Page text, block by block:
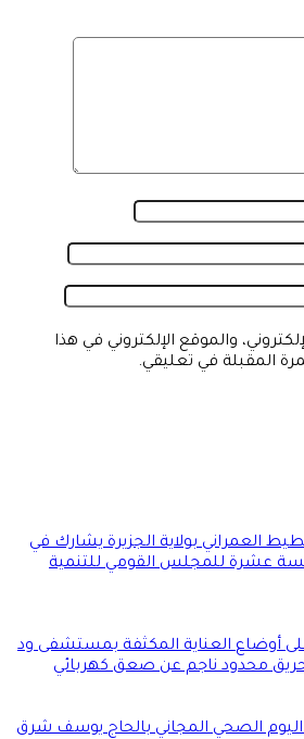
والموقع الإلكتروني في هذا
المقبلة في تعليقي.
العمراني بولاية الجزيرة يشارك في
عشرة للمجلس القومي للتنمية
أوضاع العناية المكثفة بمستشفى ود
محدود ناجم عن صعق كهربائي
الصحي المجاني بالحاج يوسف شرق